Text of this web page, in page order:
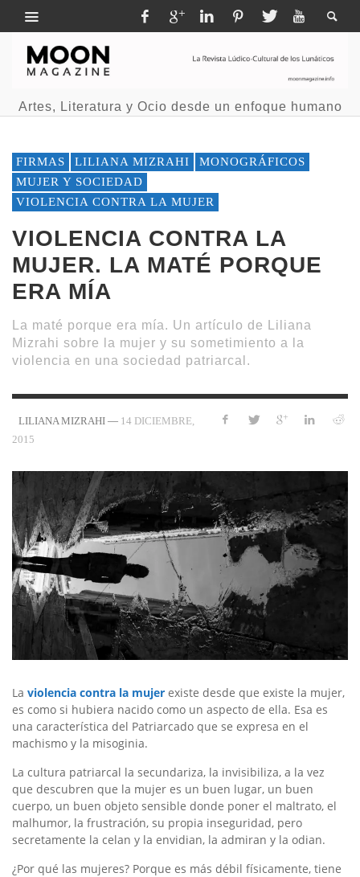
Artes, Literatura y Ocio desde un enfoque humano
FIRMAS LILIANA MIZRAHI
MONOGRÁFICOS
MUJER Y SOCIEDAD
VIOLENCIA CONTRA LA MUJER
VIOLENCIA CONTRA LA
MUJER. LA MATÉ PORQUE
ERA MÍA
La maté porque era mía. Un artículo de Liliana
Mizrahi sobre la mujer y su sometimiento a la
violencia en una sociedad patriarcal.
LILIANA MIZRAHI — 14 DICIEMBRE,
2015
La violencia contra la mujer existe desde que existe la mujer,
es como si hubiera nacido como un aspecto de ella. Esa es
una característica del Patriarcado que se expresa en el
machismo y la misoginia.
La cultura patriarcal la secundariza, la invisibiliza, a la vez
que descubren que la mujer es un buen lugar, un buen
cuerpo, un buen objeto sensible donde poner el maltrato, el
malhumor, la frustración, su propia inseguridad, pero
secretamente la celan y la envidian, la admiran y la odian.
¿Por qué las mujeres? Porque es más débil físicamente, tiene